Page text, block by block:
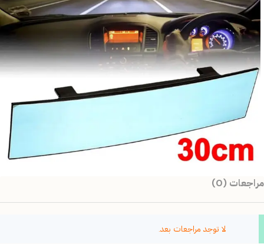
مراجعات (0)
لا توجد مراجعات بعد.